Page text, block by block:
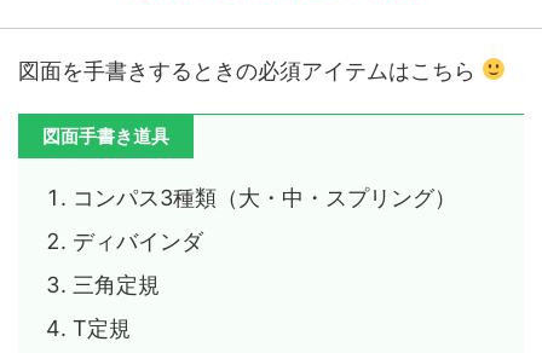
図面を手書きするときの必須アイテムはこちら
図面手書き道具
コンパス3種類（大・中・スプリング）
ディバインダ
三角定規
T定規